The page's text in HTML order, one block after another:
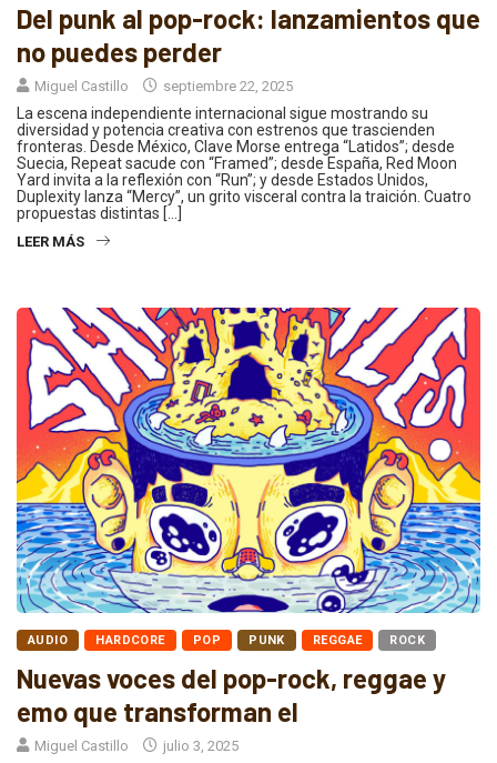
Del punk al pop-rock: lanzamientos que
no puedes perder
Miguel Castillo septiembre 22, 2025
La escena independiente internacional sigue mostrando su
diversidad y potencia creativa con estrenos que trascienden
fronteras. Desde México, Clave Morse entrega “Latidos”; desde
Suecia, Repeat sacude con “Framed”; desde España, Red Moon
Yard invita a la reflexión con “Run”; y desde Estados Unidos,
Duplexity lanza “Mercy”, un grito visceral contra la traición. Cuatro
propuestas distintas […]
LEER MÁS
AUDIO HARDCORE POP PUNK REGGAE ROCK
Nuevas voces del pop-rock, reggae y
emo que transforman el
Miguel Castillo julio 3, 2025